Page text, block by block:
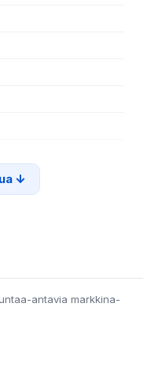
antavia markkina-